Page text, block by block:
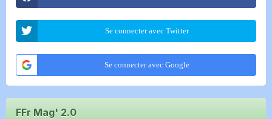
Se connecter avec Twitter
Se connecter avec Google
FFr Mag' 2.0